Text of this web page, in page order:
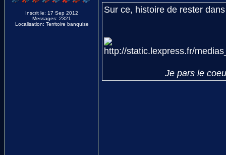
Inscrit le: 17 Sep 2012
Messages: 2321
Localisation: Territoire banquise
Sur ce, histoire de rester
Je pars le